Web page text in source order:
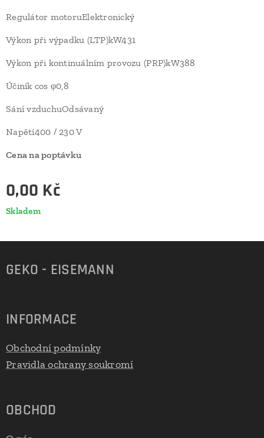
Regulátor motoruElektronický
Výkon při výpadku (LTP)kW431
Výkon při kontinuálním provozu (PRP)kW388
Účiník cos φ0,8
Sání vzduchuOdsávaný
Napětí400 / 230 V
Cena na poptávku
0,00 Kč
Skladem
GEKO - EISEMANN
INFORMACE
Obchodní podmínky
Pravidla ochrany soukromí
OBCHOD